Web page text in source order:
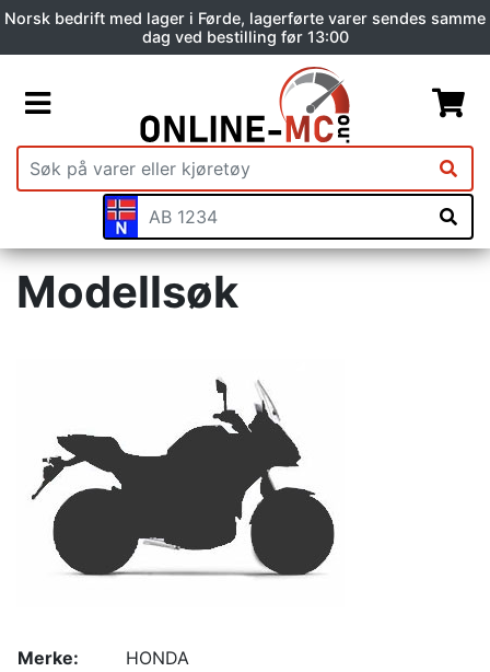
Norsk bedrift med lager i Førde, lagerførte varer sendes samme
dag ved bestilling før 13:00
Modellsøk
Merke:
HONDA